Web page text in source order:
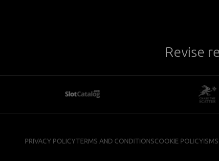
Revise
PRIVACY POLICYTERMS AND CONDITIONSCOOKIE POLICY